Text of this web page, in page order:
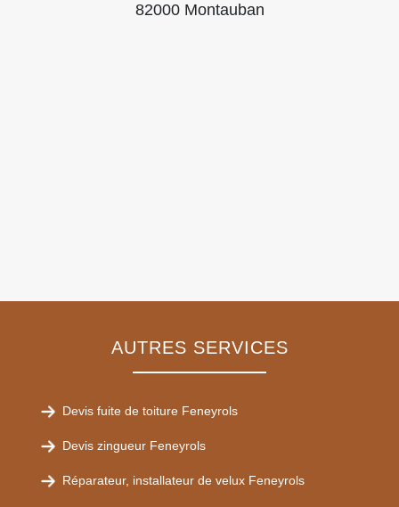
82000 Montauban
AUTRES SERVICES
Devis fuite de toiture Feneyrols
Devis zingueur Feneyrols
Réparateur, installateur de velux Feneyrols